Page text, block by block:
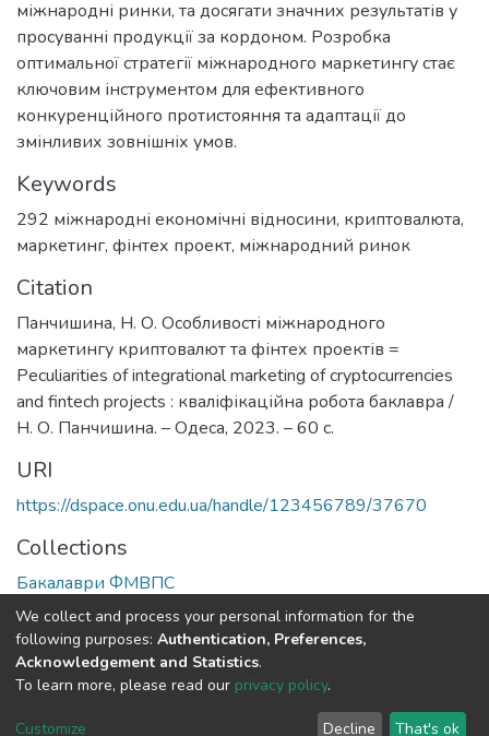
міжнародні ринки, та досягати значних результатів у
просуванні продукції за кордоном. Розробка
оптимальної стратегії міжнародного маркетингу стає
ключовим інструментом для ефективного
конкуренційного протистояння та адаптації до
змінливих зовнішніх умов.
Keywords
292 міжнародні економічні відносини, криптовалюта,
маркетинг, фінтех проект, міжнародний ринок
Citation
Панчишина, Н. О. Особливості міжнародного
маркетингу криптовалют та фінтех проектів =
Peculiarities of integrational marketing of cryptocurrencies
and fintech projects : кваліфікаційна робота баклавра /
Н. О. Панчишина. – Одеса, 2023. – 60 с.
URI
https://dspace.onu.edu.ua/handle/123456789/37670
Collections
Бакалаври ФМВПС
Full item page
DSpace software copyright © 2009-2026
Cookie End User Send
We collect and process your personal information for the
following purposes: Authentication, Preferences,
Acknowledgement and Statistics.
To learn more, please read our privacy policy.
Customize Decline That's ok